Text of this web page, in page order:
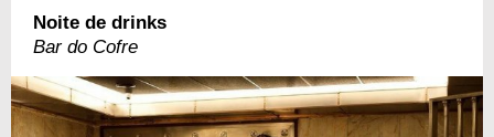
Noite de drinks
Bar do Cofre